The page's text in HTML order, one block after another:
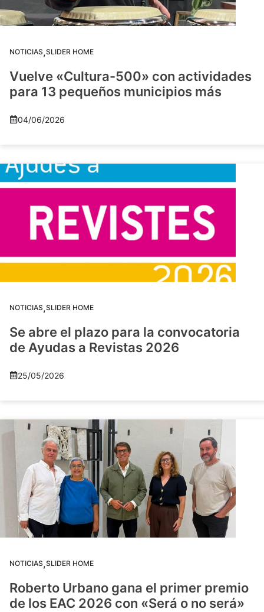
NOTICIAS,SLIDER HOME
Vuelve «Cultura-500» con actividades
para 13 pequeños municipios más
04/06/2026
NOTICIAS,SLIDER HOME
Se abre el plazo para la convocatoria
de Ayudas a Revistas 2026
25/05/2026
NOTICIAS,SLIDER HOME
Roberto Urbano gana el primer premio
de los EAC 2026 con «Será o no será»